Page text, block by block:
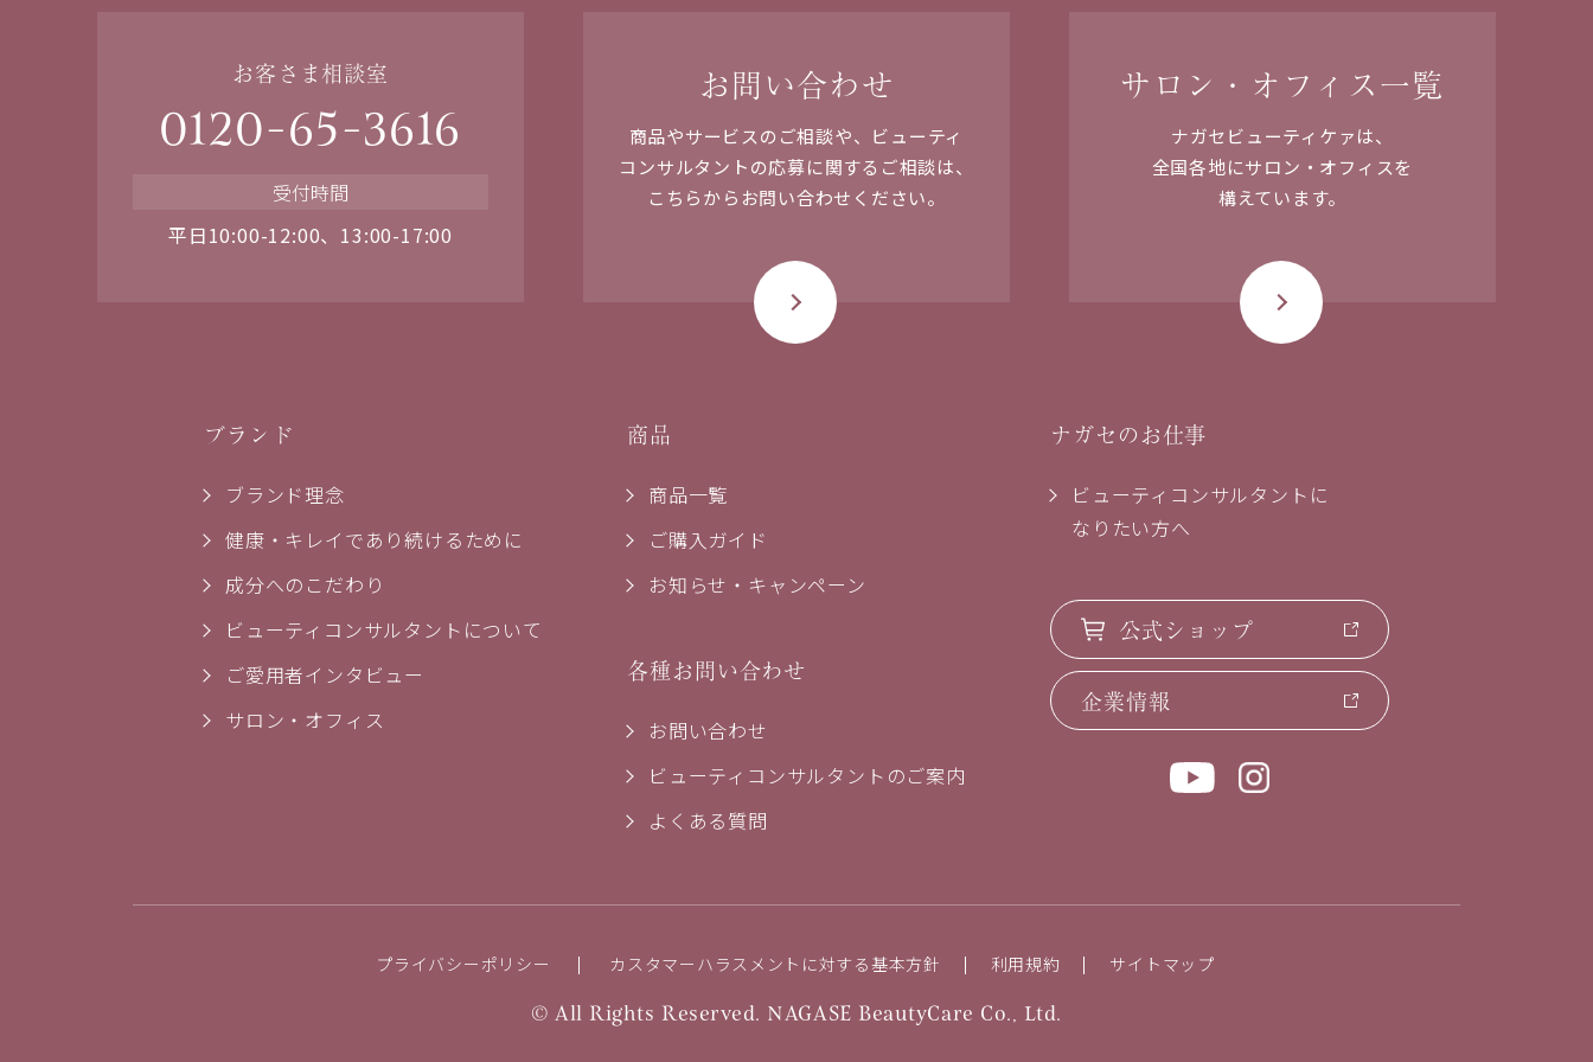
お客さま相談室
0120-65-3616
受付時間
平日10:00-12:00、13:00-17:00
お問い合わせ
商品やサービスのご相談や、ビューティ
コンサルタントの応募に関するご相談は、
こちらからお問い合わせください。
サロン・オフィス一覧
ナガセビューティケァは、
全国各地にサロン・オフィスを
構えています。
ブランド
ブランド理念
健康・キレイであり続けるために
成分へのこだわり
ビューティコンサルタントについて
ご愛用者インタビュー
サロン・オフィス
商品
商品一覧
ご購入ガイド
お知らせ・キャンペーン
各種お問い合わせ
お問い合わせ
ビューティコンサルタントのご案内
よくある質問
ナガセのお仕事
ビューティコンサルタントに
なりたい方へ
公式ショップ
企業情報
プライバシーポリシー カスタマーハラスメントに対する基本方針 利用規約 サイトマップ
© All Rights Reserved. NAGASE BeautyCare Co., Ltd.